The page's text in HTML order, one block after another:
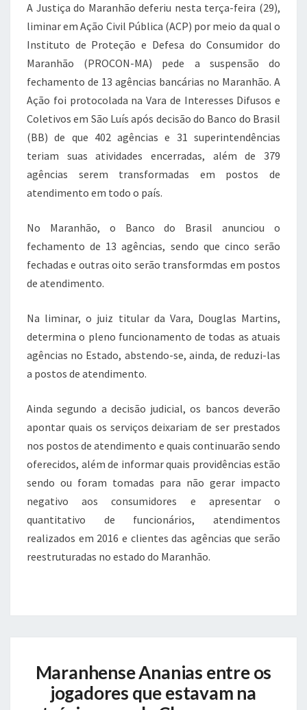
A Justiça do Maranhão deferiu nesta terça-feira (29),
liminar em Ação Civil Pública (ACP) por meio da qual o
Instituto de Proteção e Defesa do Consumidor do
Maranhão (PROCON-MA) pede a suspensão do
fechamento de 13 agências bancárias no Maranhão. A
Ação foi protocolada na Vara de Interesses Difusos e
Coletivos em São Luís após decisão do Banco do Brasil
(BB) de que 402 agências e 31 superintendências
teriam suas atividades encerradas, além de 379
agências serem transformadas em postos de
atendimento em todo o país.
No Maranhão, o Banco do Brasil anunciou o
fechamento de 13 agências, sendo que cinco serão
fechadas e outras oito serão transformdas em postos
de atendimento.
Na liminar, o juiz titular da Vara, Douglas Martins,
determina o pleno funcionamento de todas as atuais
agências no Estado, abstendo-se, ainda, de reduzi-las
a postos de atendimento.
Ainda segundo a decisão judicial, os bancos deverão
apontar quais os serviços deixariam de ser prestados
nos postos de atendimento e quais continuarão sendo
oferecidos, além de informar quais providências estão
sendo ou foram tomadas para não gerar impacto
negativo aos consumidores e apresentar o
quantitativo de funcionários, atendimentos
realizados em 2016 e clientes das agências que serão
reestruturadas no estado do Maranhão.
Ananias
entre
os
Maranhense Ananias entre os
jogadores que estavam na